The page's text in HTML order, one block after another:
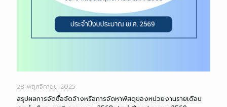
28 พฤศจิกายน 2025
สรุปผลการจัดซื้อจัดจ้างหรือการจัดหาพัสดุของหน่วยงานรายเดือน